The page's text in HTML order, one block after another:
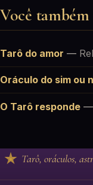
Você
Tarô do amor —
Oráculo do sim ou
O Tarô responde —
Tarô, oráculos,